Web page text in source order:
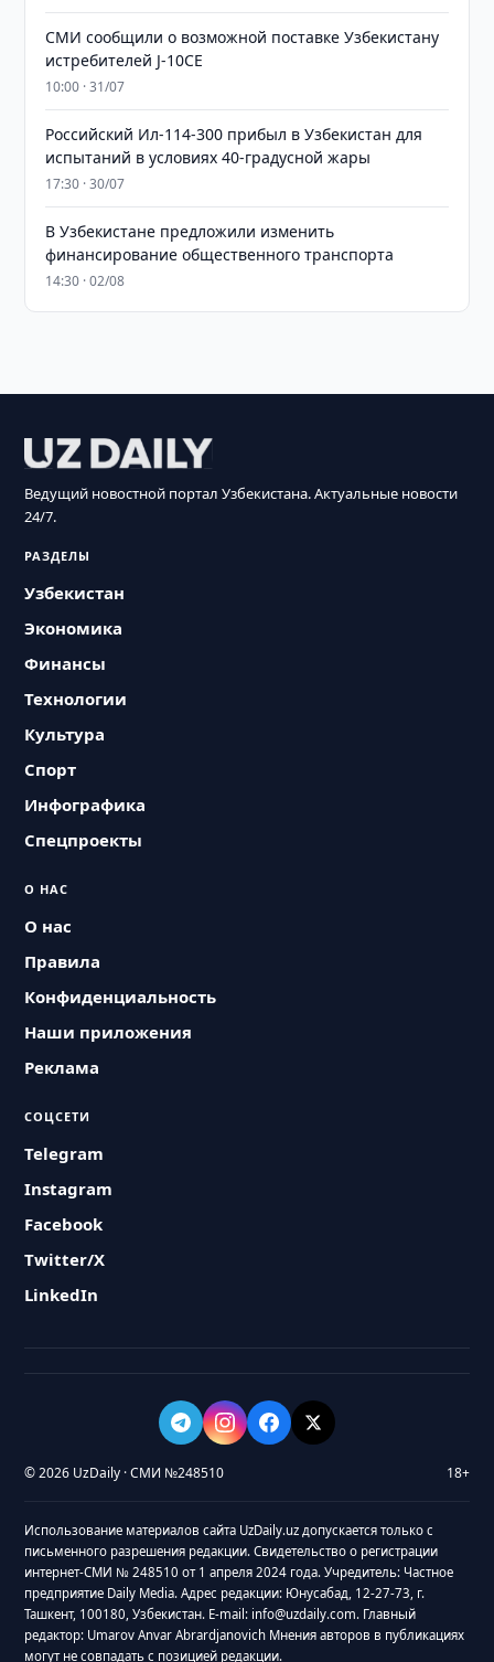
СМИ сообщили о возможной поставке Узбекистану
истребителей J-10CE
10:00 · 31/07
Российский Ил-114-300 прибыл в Узбекистан для
испытаний в условиях 40-градусной жары
17:30 · 30/07
В Узбекистане предложили изменить
финансирование общественного транспорта
14:30 · 02/08
Ведущий новостной портал Узбекистана. Актуальные новости
24/7.
РАЗДЕЛЫ
Узбекистан
Экономика
Финансы
Технологии
Культура
Спорт
Инфографика
Спецпроекты
О НАС
О нас
Правила
Конфиденциальность
Наши приложения
Реклама
СОЦСЕТИ
Telegram
Instagram
Facebook
Twitter/X
LinkedIn
© 2026 UzDaily · СМИ №248510 18+
Использование материалов сайта UzDaily.uz допускается только с
письменного разрешения редакции. Свидетельство о регистрации
интернет-СМИ № 248510 от 1 апреля 2024 года. Учредитель: Частное
предприятие Daily Media. Адрес редакции: Юнусабад, 12-27-73, г.
Ташкент, 100180, Узбекистан. E-mail: info@uzdaily.com. Главный
редактор: Umarov Anvar Abrardjanovich Мнения авторов в публикациях
могут не совпадать с позицией редакции.